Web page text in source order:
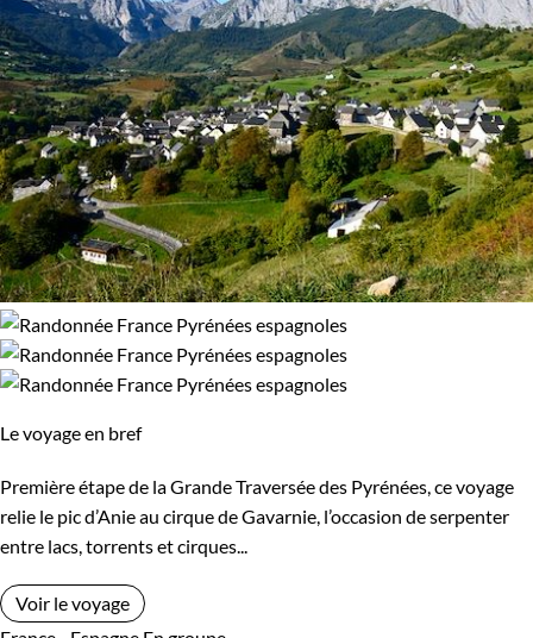
Le voyage en bref
Première étape de la Grande Traversée des Pyrénées, ce voyage
relie le pic d’Anie au cirque de Gavarnie, l’occasion de serpenter
entre lacs, torrents et cirques...
Voir le voyage